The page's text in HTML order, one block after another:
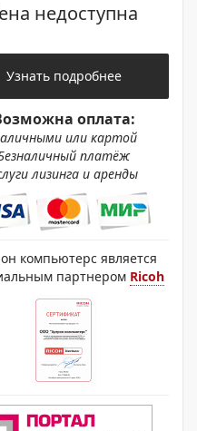
недоступна
Узнать подробнее
оплата:
или картой
платёж
лизинга и аренды
компьютерс является
партнером Ricoh